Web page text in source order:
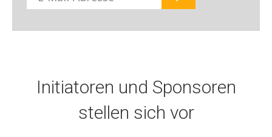
Mail
Initiatoren und Sponsoren
stellen sich vor